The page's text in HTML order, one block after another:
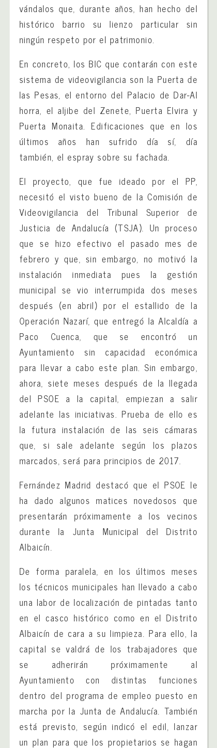
vándalos que, durante años, han hecho del
histórico barrio su lienzo particular sin
ningún respeto por el patrimonio.
En concreto, los BIC que contarán con este
sistema de videovigilancia son la Puerta de
las Pesas, el entorno del Palacio de Dar-Al
horra, el aljibe del Zenete, Puerta Elvira y
Puerta Monaita. Edificaciones que en los
últimos años han sufrido día sí, día
también, el espray sobre su fachada.
El proyecto, que fue ideado por el PP,
necesitó el visto bueno de la Comisión de
Videovigilancia del Tribunal Superior de
Justicia de Andalucía (TSJA). Un proceso
que se hizo efectivo el pasado mes de
febrero y que, sin embargo, no motivó la
instalación inmediata pues la gestión
municipal se vio interrumpida dos meses
después (en abril) por el estallido de la
Operación Nazarí, que entregó la Alcaldía a
Paco Cuenca, que se encontró un
Ayuntamiento sin capacidad económica
para llevar a cabo este plan. Sin embargo,
ahora, siete meses después de la llegada
del PSOE a la capital, empiezan a salir
adelante las iniciativas. Prueba de ello es
la futura instalación de las seis cámaras
que, si sale adelante según los plazos
marcados, será para principios de 2017.
Fernández Madrid destacó que el PSOE le
ha dado algunos matices novedosos que
presentarán próximamente a los vecinos
durante la Junta Municipal del Distrito
Albaicín.
De forma paralela, en los últimos meses
los técnicos municipales han llevado a cabo
una labor de localización de pintadas tanto
en el casco histórico como en el Distrito
Albaicín de cara a su limpieza. Para ello, la
capital se valdrá de los trabajadores que
se adherirán próximamente al
Ayuntamiento con distintas funciones
dentro del programa de empleo puesto en
marcha por la Junta de Andalucía. También
está previsto, según indicó el edil, lanzar
un plan para que los propietarios se hagan